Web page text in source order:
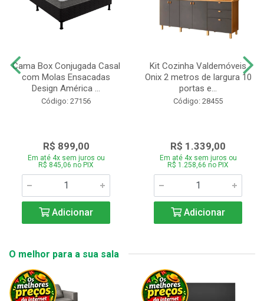
Cama Box Conjugada Casal
com Molas Ensacadas
Design América ...
Código: 27156
R$ 899,00
Em até 4x sem juros ou
R$ 845,06 no PIX
Adicionar
Kit Cozinha Valdemóveis
Onix 2 metros de largura 10
portas e...
Código: 28455
R$ 1.339,00
Em até 4x sem juros ou
R$ 1.258,66 no PIX
Adicionar
O melhor para a sua sala